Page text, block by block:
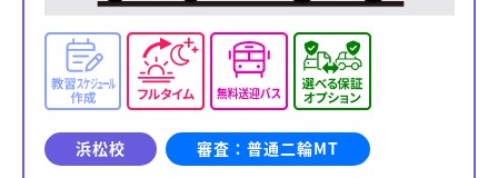
浜松校 審査：普通二輪MT